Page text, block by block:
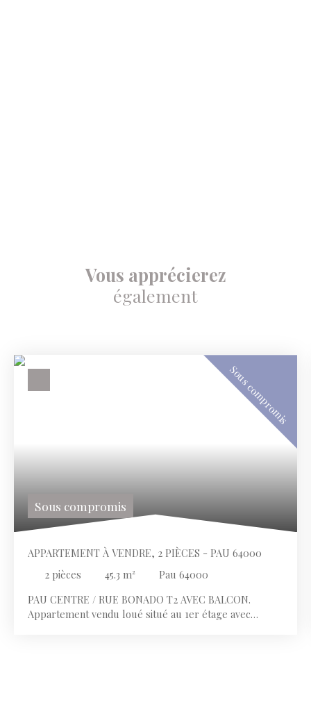
Vous apprécierez
également
Sous compromis
Sous compromis
APPARTEMENT À VENDRE, 2 PIÈCES - PAU 64000
2 pièces 45.3 m²
Pau 64000
PAU CENTRE / RUE BONADO T2 AVEC BALCON.
Appartement vendu loué situé au 1er étage avec